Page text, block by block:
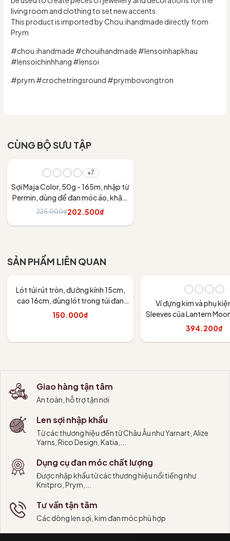
living room and clothing to set new accents.
This product is imported by Chou.ihandmade directly from
Prym
#chou.ihandmade #chouihandmade #lensoinhapkhau
#lensoichinhhang #lensoi
#prym #crochetringsround #prymbovongtron
CÙNG BỘ SƯU TẬP
+7
Sợi Maja Color, 50g - 165m, nhập từ
Permin, dùng để đan móc áo, khăn,
váy
225.000₫202.500₫
SẢN PHẨM LIÊN QUAN
Lót túi rút tròn, đường kính 15cm,
cao 16cm, dùng lót trong túi đan
móc handmade
150.000₫
Ví đựng kim và phụ
Sleeves của Lantern
394.200₫
Giao hàng tận tâm
An toàn, hỗ trợ tận nơi
Len sợi nhập khẩu
Từ các thương hiệu đến từ Châu Âu như Yarnart, Alize
Yarns, Rico Design, Katia,...
Dụng cụ đan móc chất lượng
Được nhập khẩu từ các thương hiệu nổi tiếng như
Knitpro, Prym,...
Tư vấn tận tâm
Các dòng len sợi, kim đan móc phù hợp